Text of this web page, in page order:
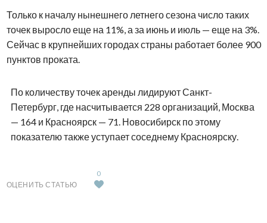
Только к началу нынешнего летнего сезона число таких
точек выросло еще на 11%, а за июнь и июль — еще на 3%.
Сейчас в крупнейших городах страны работает более 900
пунктов проката.
По количеству точек аренды лидируют Санкт-
Петербург, где насчитывается 228 организаций, Москва
— 164 и Красноярск — 71. Новосибирск по этому
показателю также уступает соседнему Красноярску.
ОЦЕНИТЬ СТАТЬЮ
0